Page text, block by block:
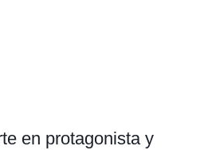
en protagonista y